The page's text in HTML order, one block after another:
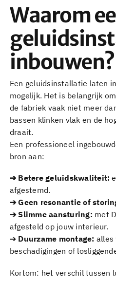
Waarom
inbouwen?
Een geluidsinstallatie laten
mogelijk. Het is belangrijk
de fabriek vaak niet meer
bassen klinken vlak en de
draait.
Een professioneel
bron aan:
➔ Betere geluidskwaliteit:
afgestemd.
➔ Geen resonantie of
➔ Slimme aansturing: met
afgesteld op jouw interieur.
➔ Duurzame montage: alles
beschadigingen of
Kortom: het verschil tussen